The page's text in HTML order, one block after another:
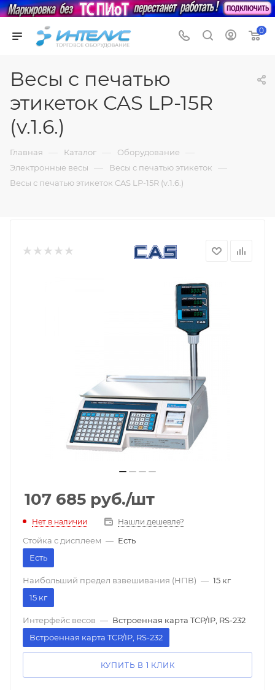
0
Весы с печатью
этикеток CAS LP-15R
(v.1.6.)
Главная — Каталог — Оборудование —
Электронные весы — Весы с печатью этикеток —
Весы с печатью этикеток CAS LP-15R (v.1.6.)
107 685 руб./шт
Нет в наличии Нашли дешевле?
Стойка с дисплеем — Есть
Есть
Наибольший предел взвешивания (НПВ) — 15 кг
15 кг
Интерфейс весов — Встроенная карта TCP/IP, RS-232
Встроенная карта TCP/IP, RS-232
КУПИТЬ В 1 КЛИК